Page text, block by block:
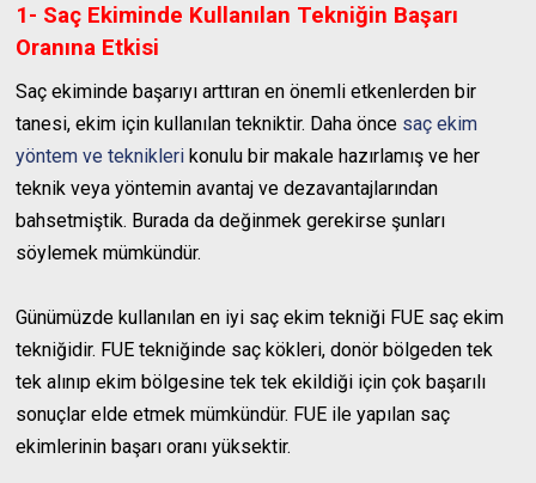
1- Saç Ekiminde Kullanılan Tekniğin Başarı
Oranına Etkisi
Saç ekiminde başarıyı arttıran en önemli etkenlerden bir
tanesi, ekim için kullanılan tekniktir. Daha önce saç ekim
yöntem ve teknikleri konulu bir makale hazırlamış ve her
teknik veya yöntemin avantaj ve dezavantajlarından
bahsetmiştik. Burada da değinmek gerekirse şunları
söylemek mümkündür.
Günümüzde kullanılan en iyi saç ekim tekniği FUE saç ekim
tekniğidir. FUE tekniğinde saç kökleri, donör bölgeden tek
tek alınıp ekim bölgesine tek tek ekildiği için çok başarılı
sonuçlar elde etmek mümkündür. FUE ile yapılan saç
ekimlerinin başarı oranı yüksektir.